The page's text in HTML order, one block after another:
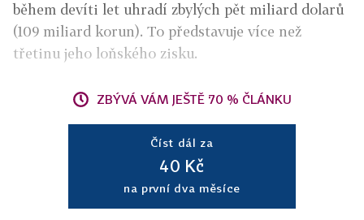
během devíti let uhradí zbylých pět miliard dolarů
(109 miliard korun). To představuje více než
třetinu jeho loňského zisku.
ZBÝVÁ VÁM JEŠTĚ 70 % ČLÁNKU
Číst dál za
40 Kč
na první dva měsíce